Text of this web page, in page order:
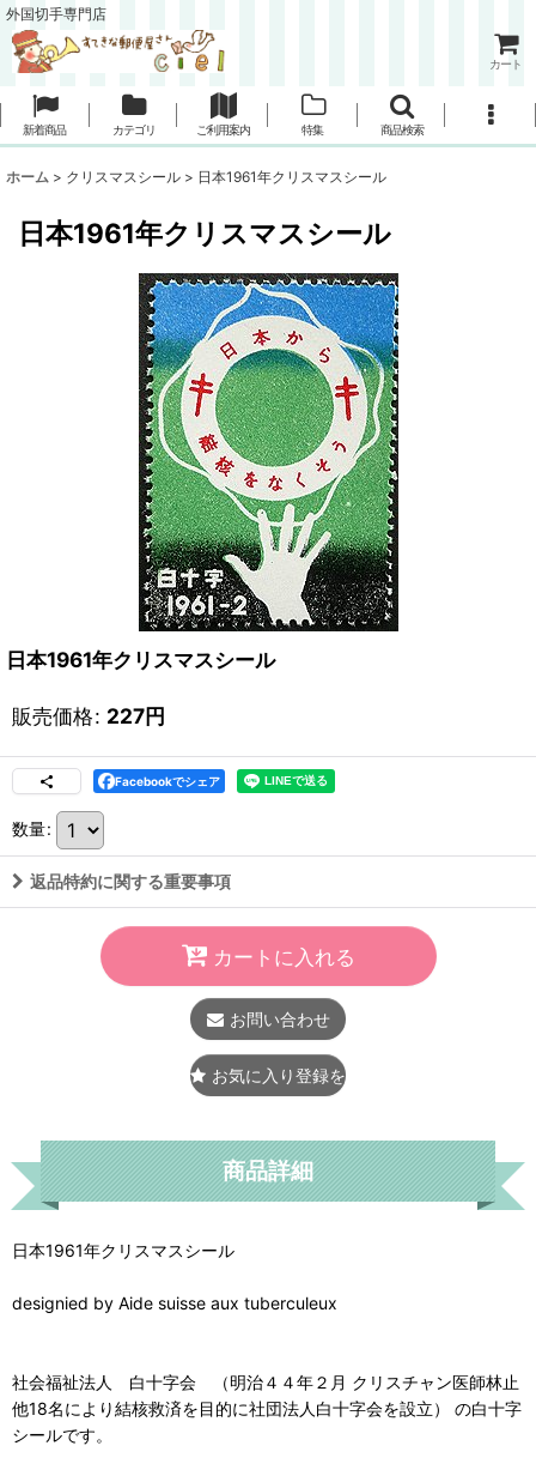
外国切手専門店
カート
新着商品 カテゴリ ご利用案内 特集 商品検索
ホーム > クリスマスシール > 日本1961年クリスマスシール
日本1961年クリスマスシール
日本1961年クリスマスシール
販売価格: 227円
Facebookでシェア
数量:
返品特約に関する重要事項
カートに入れる
お問い合わせ
お気に入り登録をする
商品詳細
日本1961年クリスマスシール
designied by Aide suisse aux tuberculeux
社会福祉法人 白十字会 （明治４４年２月 クリスチャン医師林止
他18名により結核救済を目的に社団法人白十字会を設立） の白十字
シールです。